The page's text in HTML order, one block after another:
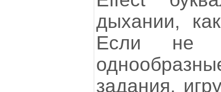
дыхании,
Если не
задания,